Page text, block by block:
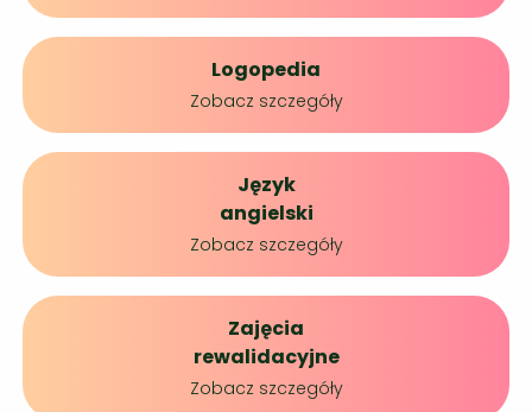
Logopedia
Zobacz szczegóły
Język
angielski
Zobacz szczegóły
Zajęcia
rewalidacyjne
Zobacz szczegóły